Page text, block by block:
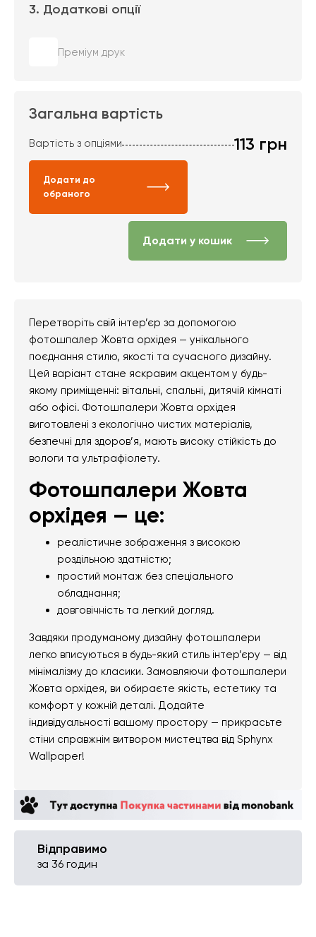
3. Додаткові опції
Преміум друк
Загальна вартість
Вартість з опціями 113 грн
Додати до
обраного
Додати у кошик
Перетворіть свій інтер’єр за допомогою
фотошпалер Жовта орхідея — унікального
поєднання стилю, якості та сучасного дизайну.
Цей варіант стане яскравим акцентом у будь-
якому приміщенні: вітальні, спальні, дитячій кімнаті
або офісі. Фотошпалери Жовта орхідея
виготовлені з екологічно чистих матеріалів,
безпечні для здоров’я, мають високу стійкість до
вологи та ультрафіолету.
Фотошпалери Жовта
орхідея — це:
реалістичне зображення з високою
роздільною здатністю;
простий монтаж без спеціального
обладнання;
довговічність та легкий догляд.
Завдяки продуманому дизайну фотошпалери
легко вписуються в будь-який стиль інтер’єру — від
мінімалізму до класики. Замовляючи фотошпалери
Жовта орхідея, ви обираєте якість, естетику та
комфорт у кожній деталі. Додайте
індивідуальності вашому простору — прикрасьте
стіни справжнім витвором мистецтва від Sphynx
Wallpaper!
Відправимо
за 36 годин